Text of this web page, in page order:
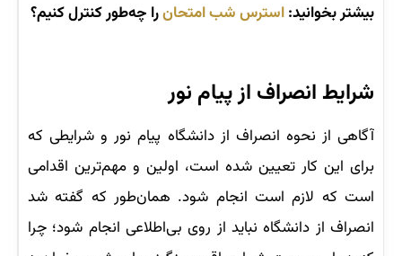
بیشتر بخوانید:استرس شب امتحانرا چه‌طور کنترل کنیم؟
شرایط انصراف از پیام نور
آگاهی از نحوه انصراف از دانشگاه پیام نور و شرایطی که
برای این کار تعیین شده است، اولین و مهم‌ترین اقدامی
است که لازم است انجام شود. همان‌طور که گفته شد
انصراف از دانشگاه نباید از روی بی‌اطلاعی انجام شود؛ چرا